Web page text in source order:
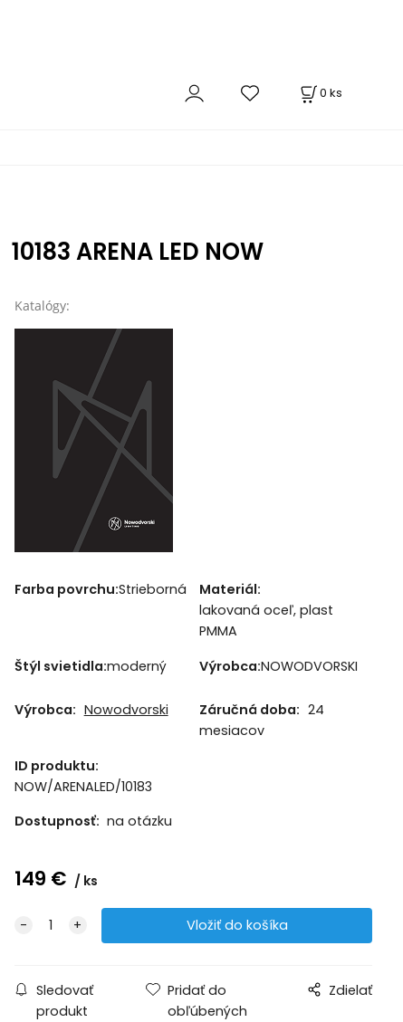
0 ks
10183 ARENA LED NOW
Katalógy:
Farba povrchu:Strieborná
Materiál:
lakovaná oceľ, plast
PMMA
Štýl svietidla:moderný Výrobca:NOWODVORSKI
Výrobca: Nowodvorski Záručná doba: 24
mesiacov
ID produktu:
NOW/ARENALED/10183
Dostupnosť: na otázku
149 € ks
Sledovať
produkt
Pridať do
obľúbených
Zdielať